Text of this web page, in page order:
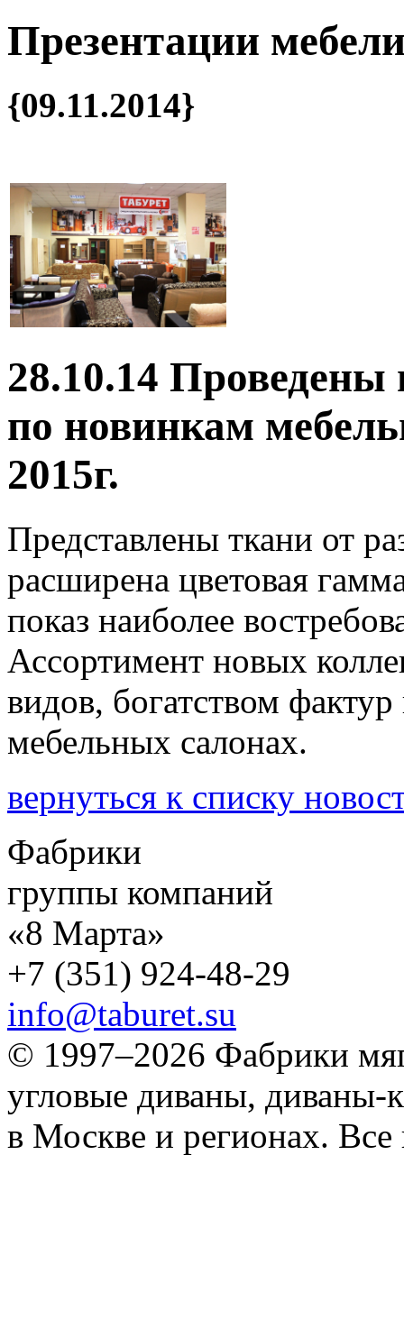
Презентации
{09.11.2014}
28.10.14 Проведены
по новинкам
2015г.
Представлены ткани от
расширена цветовая
показ наиболее
Ассортимент новых
видов, богатством
мебельных салонах.
вернуться к списку
Фабрики
группы компаний
«8 Марта»
+7 (351) 924-48-29
info@taburet.su
© 1997–2026 Фабрики
угловые диваны, диваны-
в Москве и регионах.